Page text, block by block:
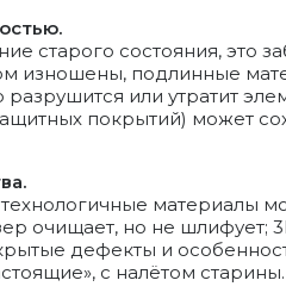
старого состояния, это
изношены, подлинные
или утратит
покрытий) может
материалы
очищает, но не
дефекты и
с налётом старины.